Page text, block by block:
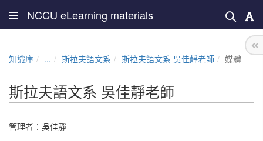
NCCU eLearning materials
知識庫 ... 斯拉夫語文系 斯拉夫語文系 吳佳靜老師 媒體
斯拉夫語文系 吳佳靜老師
管理者： 吳佳靜